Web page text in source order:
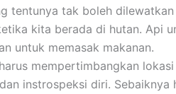
tentunya tak boleh
kita berada di hutan. Api
untuk memasak makanan.
mempertimbangkan
instrospeksi diri.